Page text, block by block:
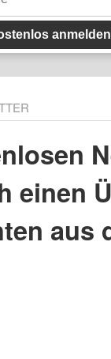
anmelden
einen
aus